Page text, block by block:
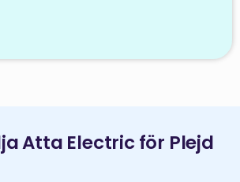
Atta Electric för Plejd